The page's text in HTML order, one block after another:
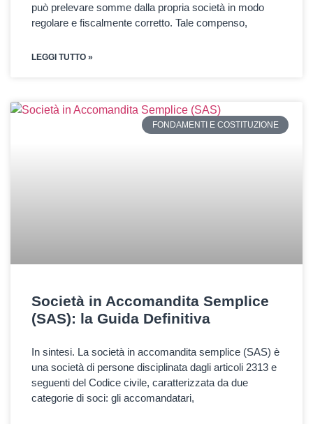
può prelevare somme dalla propria società in modo
regolare e fiscalmente corretto. Tale compenso,
LEGGI TUTTO »
FONDAMENTI E COSTITUZIONE
Società in Accomandita Semplice
(SAS): la Guida Definitiva
In sintesi. La società in accomandita semplice (SAS) è
una società di persone disciplinata dagli articoli 2313 e
seguenti del Codice civile, caratterizzata da due
categorie di soci: gli accomandatari,